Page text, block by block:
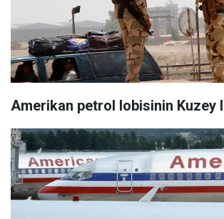
Amerikan petrol lobisinin Kuzey